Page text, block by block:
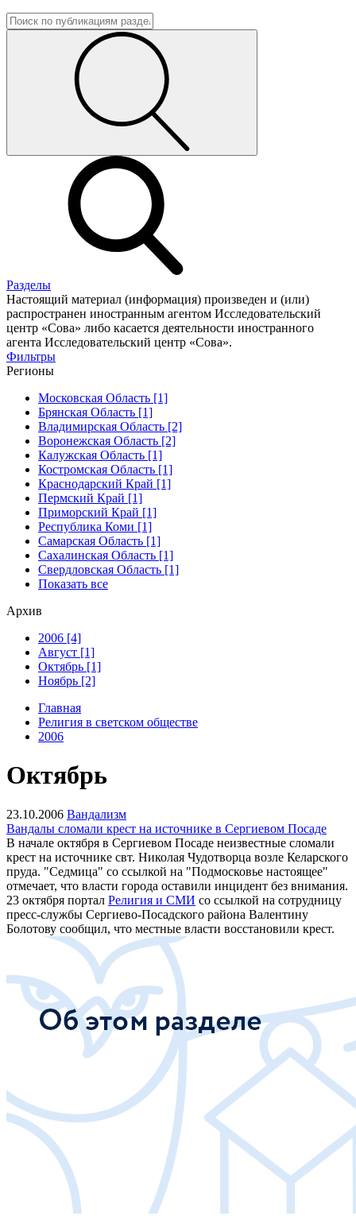
Разделы
Настоящий материал (информация) произведен и (или)
распространен иностранным агентом Исследовательский
центр «Сова» либо касается деятельности иностранного
агента Исследовательский центр «Сова».
Фильтры
Регионы
Московская Область [1]
Брянская Область [1]
Владимирская Область [2]
Воронежская Область [2]
Калужская Область [1]
Костромская Область [1]
Краснодарский Край [1]
Пермский Край [1]
Приморский Край [1]
Республика Коми [1]
Самарская Область [1]
Сахалинская Область [1]
Свердловская Область [1]
Показать все
Архив
2006 [4]
Август [1]
Октябрь [1]
Ноябрь [2]
Главная
Религия в светском обществе
2006
Октябрь
23.10.2006 Вандализм
Вандалы сломали крест на источнике в Сергиевом Посаде
В начале октября в Сергиевом Посаде неизвестные сломали
крест на источнике свт. Николая Чудотворца возле Келарского
пруда. "Седмица" со ссылкой на "Подмосковье настоящее"
отмечает, что власти города оставили инцидент без внимания.
23 октября портал Религия и СМИ со ссылкой на сотрудницу
пресс-службы Сергиево-Посадского района Валентину
Болотову сообщил, что местные власти восстановили крест.